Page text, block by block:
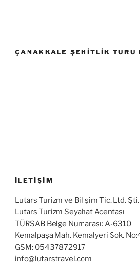
ÇANAKKALE ŞEHITLIK TURU
İLETİŞİM
Lutars Turizm ve Bilişim Tic. Ltd. Şti.
Lutars Turizm Seyahat Acentası
TÜRSAB Belge Numarası: A-6310
Kemalpaşa Mah. Kemalyeri Sok.
GSM: 05437872917
info@lutarstravel.com